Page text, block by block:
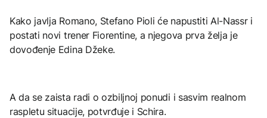
Kako javlja Romano, Stefano Pioli će napustiti Al-Nassr i
postati novi trener Fiorentine, a njegova prva želja je
dovođenje Edina Džeke.
A da se zaista radi o ozbiljnoj ponudi i sasvim realnom
raspletu situacije, potvrđuje i Schira.